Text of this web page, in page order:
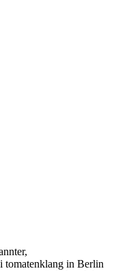
tomatenklang in Berlin